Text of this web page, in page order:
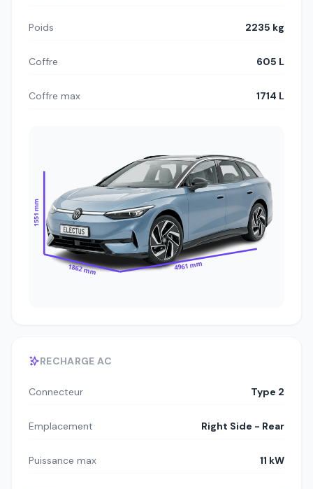
Poids 2235 kg
Coffre 605 L
Coffre max 1714 L
1551 mm
1862 mm 4961 mm
RECHARGE AC
Connecteur Type 2
Emplacement Right Side - Rear
Puissance max 11 kW